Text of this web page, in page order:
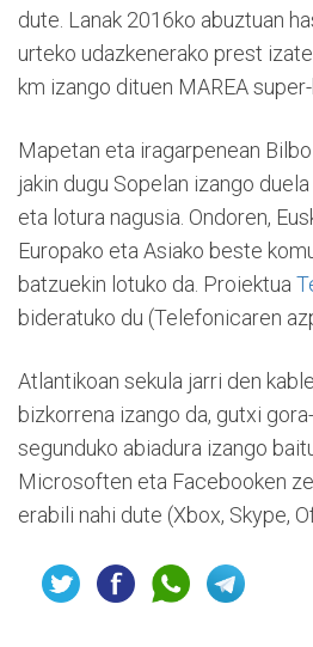
dute. Lanak 2016ko abuztuan
urteko udazkenerako prest
km izango dituen MAREA
Mapetan eta iragarpenean
jakin dugu Sopelan izango
eta lotura nagusia. Ondoren,
Europako eta Asiako beste
batzuekin lotuko da. Proiektua
bideratuko du (Telefonicaren
Atlantikoan sekula jarri den
bizkorrena izango da, gutxi
segunduko abiadura izango
Microsoften eta Facebooken
erabili nahi dute (Xbox, Skype,